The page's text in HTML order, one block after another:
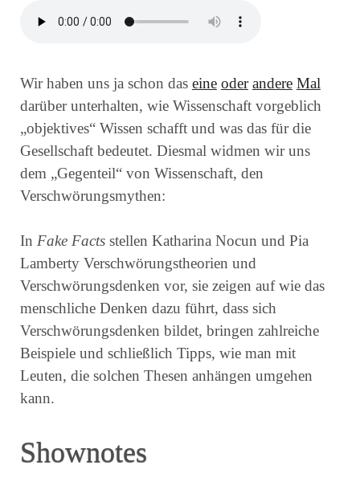
Wir haben uns ja schon das eine oder andere Mal
darüber unterhalten, wie Wissenschaft vorgeblich
„objektives“ Wissen schafft und was das für die
Gesellschaft bedeutet. Diesmal widmen wir uns
dem „Gegenteil“ von Wissenschaft, den
Verschwörungsmythen:
In Fake Factsstellen Katharina Nocun und Pia
Lamberty Verschwörungstheorien und
Verschwörungsdenken vor, sie zeigen auf wie das
menschliche Denken dazu führt, dass sich
Verschwörungsdenken bildet, bringen zahlreiche
Beispiele und schließlich Tipps, wie man mit
Leuten, die solchen Thesen anhängen umgehen
kann.
Shownotes